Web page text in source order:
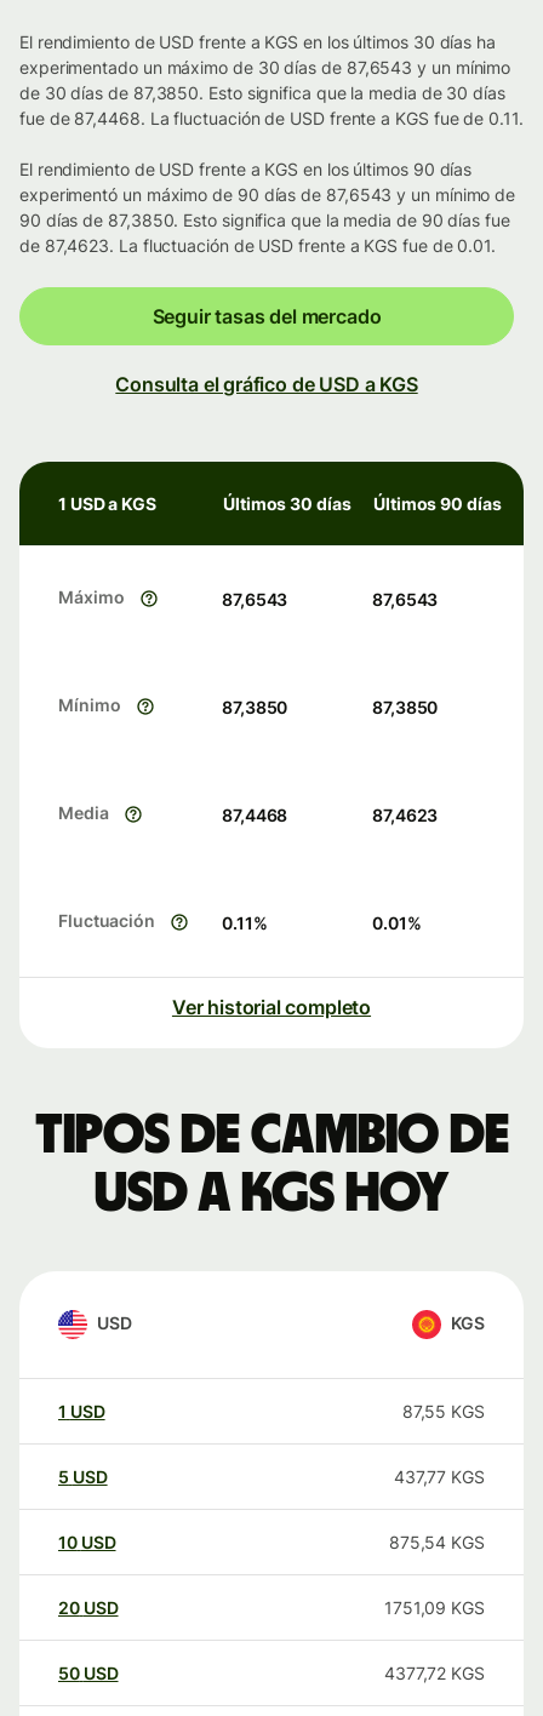
El rendimiento de USD frente a KGS en los últimos 30 días ha
experimentado un máximo de 30 días de 87,6543 y un mínimo
de 30 días de 87,3850. Esto significa que la media de 30 días
fue de 87,4468. La fluctuación de USD frente a KGS fue de 0.11.
El rendimiento de USD frente a KGS en los últimos 90 días
experimentó un máximo de 90 días de 87,6543 y un mínimo de
90 días de 87,3850. Esto significa que la media de 90 días fue
de 87,4623. La fluctuación de USD frente a KGS fue de 0.01.
Seguir tasas del mercado
Consulta el gráfico de USD a KGS
1 USD a KGS Últimos 30 días Últimos 90 días
Máximo 87,6543 87,6543
Mínimo 87,3850 87,3850
Media 87,4468 87,4623
Fluctuación 0.11% 0.01%
Ver historial completo
Tipos de cambio de
USD a KGS hoy
USD KGS
1 USD 87,55 KGS
5 USD 437,77 KGS
10 USD 875,54 KGS
20 USD 1751,09 KGS
50 USD 4377,72 KGS